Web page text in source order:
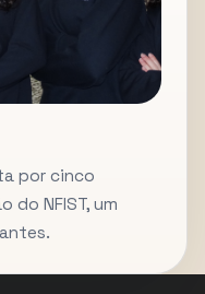
por cinco
do NFIST, um